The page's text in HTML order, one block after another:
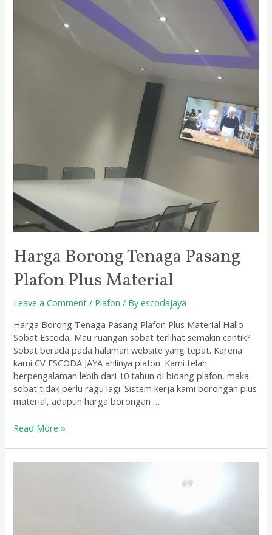
Harga Borong Tenaga Pasang
Plafon Plus Material
Leave a Comment / Plafon / Byescodajaya
Harga Borong Tenaga Pasang Plafon Plus Material Hallo
Sobat Escoda, Mau ruangan sobat terlihat semakin cantik?
Sobat berada pada halaman website yang tepat. Karena
kami CV ESCODA JAYA ahlinya plafon. Kami telah
berpengalaman lebih dari 10 tahun di bidang plafon, maka
sobat tidak perlu ragu lagi. Sistem kerja kami borongan plus
material, adapun harga borongan …
Read More »